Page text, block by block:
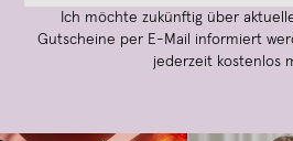
Ich möchte zukünftig über
Gutscheine per E-Mail informiert
jederzeit kostenlos